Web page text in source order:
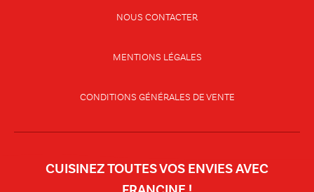
NOUS CONTACTER
MENTIONS LÉGALES
CONDITIONS GÉNÉRALES DE VENTE
CUISINEZ TOUTES VOS ENVIES AVEC